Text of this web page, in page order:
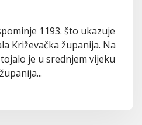
1193. što ukazuje
Križevačka županija. Na
je u srednjem vijeku